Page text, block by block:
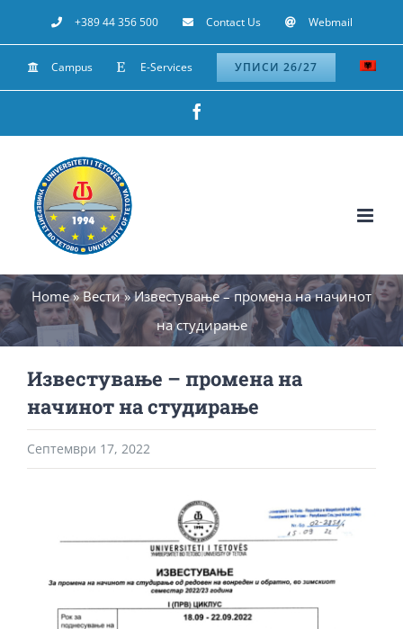
to
content
+389 44 356 500 Contact Us Webmail
Campus E-Services УПИСИ 26/27
Home»Вести»Известување – промена на начинот
на студирање
Известување – промена на
начинот на студирање
Септември 17, 2022